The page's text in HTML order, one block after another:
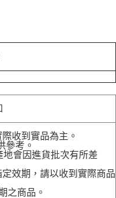
收到實品為主。
參考。
會因進貨批次有所差
效期，請以收到實際商品
之商品。